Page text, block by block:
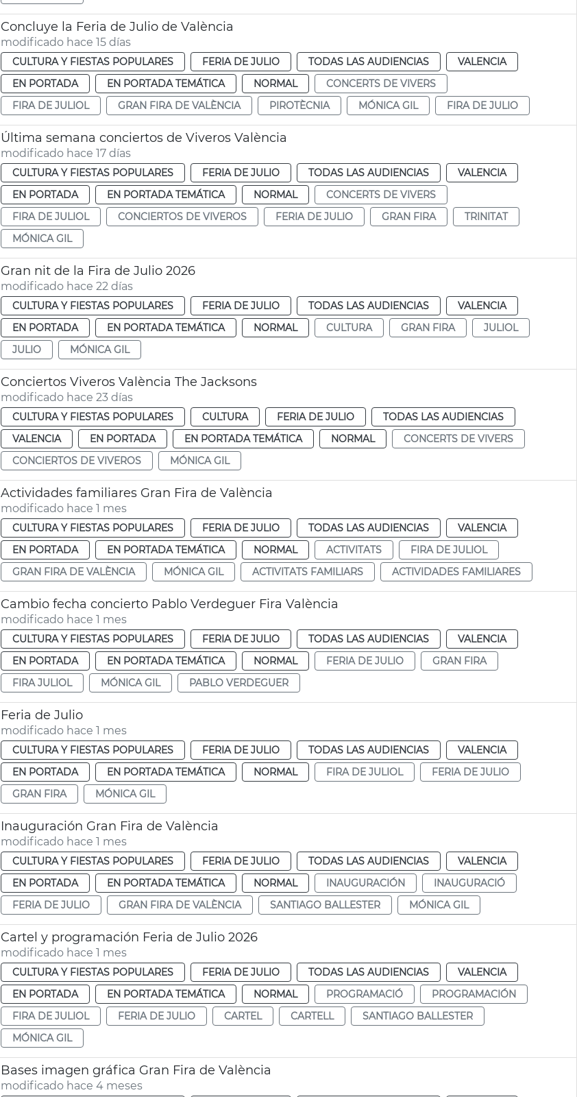
Concluye la Feria de Julio de València
modificado hace 15 días
CULTURA Y FIESTAS POPULARES FERIA DE JULIO TODAS LAS AUDIENCIAS
VALENCIA
EN PORTADA
EN PORTADA TEMÁTICA NORMAL
CONCERTS DE VIVERS
FIRA DE JULIOL
GRAN FIRA DE VALÈNCIA PIROTÈCNIA MÓNICA GIL FIRA DE JULIO
Última semana conciertos de Viveros València
modificado hace 17 días
CULTURA Y FIESTAS POPULARES FERIA DE JULIO TODAS LAS AUDIENCIAS
VALENCIA
EN PORTADA
EN PORTADA TEMÁTICA NORMAL
CONCERTS DE VIVERS
FIRA DE JULIOL
CONCIERTOS DE VIVEROS FERIA DE JULIO GRAN FIRA
TRINITAT
MÓNICA GIL
Gran nit de la Fira de Julio 2026
modificado hace 22 días
CULTURA Y FIESTAS POPULARES FERIA DE JULIO TODAS LAS AUDIENCIAS
VALENCIA
EN PORTADA
EN PORTADA TEMÁTICA NORMAL CULTURA GRAN FIRA
JULIOL
JULIO
MÓNICA GIL
Conciertos Viveros València The Jacksons
modificado hace 23 días
CULTURA Y FIESTAS POPULARES CULTURA FERIA DE JULIO
TODAS LAS AUDIENCIAS
VALENCIA
EN PORTADA EN PORTADA TEMÁTICA NORMAL
CONCERTS DE VIVERS
CONCIERTOS DE VIVEROS
MÓNICA GIL
Actividades familiares Gran Fira de València
modificado hace 1 mes
CULTURA Y FIESTAS POPULARES FERIA DE JULIO TODAS LAS AUDIENCIAS
VALENCIA
EN PORTADA
EN PORTADA TEMÁTICA NORMAL ACTIVITATS
FIRA DE JULIOL
GRAN FIRA DE VALÈNCIA
MÓNICA GIL ACTIVITATS FAMILIARS ACTIVIDADES FAMILIARES
Cambio fecha concierto Pablo Verdeguer Fira València
modificado hace 1 mes
CULTURA Y FIESTAS POPULARES FERIA DE JULIO TODAS LAS AUDIENCIAS
VALENCIA
EN PORTADA
EN PORTADA TEMÁTICA NORMAL FERIA DE JULIO
GRAN FIRA
FIRA JULIOL
MÓNICA GIL PABLO VERDEGUER
Feria de Julio
modificado hace 1 mes
CULTURA Y FIESTAS POPULARES FERIA DE JULIO TODAS LAS AUDIENCIAS
VALENCIA
EN PORTADA
EN PORTADA TEMÁTICA NORMAL FIRA DE JULIOL
FERIA DE JULIO
GRAN FIRA
MÓNICA GIL
Inauguración Gran Fira de València
modificado hace 1 mes
CULTURA Y FIESTAS POPULARES FERIA DE JULIO TODAS LAS AUDIENCIAS
VALENCIA
EN PORTADA
EN PORTADA TEMÁTICA NORMAL INAUGURACIÓN
INAUGURACIÓ
FERIA DE JULIO
GRAN FIRA DE VALÈNCIA SANTIAGO BALLESTER MÓNICA GIL
Cartel y programación Feria de Julio 2026
modificado hace 1 mes
CULTURA Y FIESTAS POPULARES FERIA DE JULIO TODAS LAS AUDIENCIAS
VALENCIA
EN PORTADA
EN PORTADA TEMÁTICA NORMAL PROGRAMACIÓ
PROGRAMACIÓN
FIRA DE JULIOL
FERIA DE JULIO CARTEL CARTELL
SANTIAGO BALLESTER
MÓNICA GIL
Bases imagen gráfica Gran Fira de València
modificado hace 4 meses